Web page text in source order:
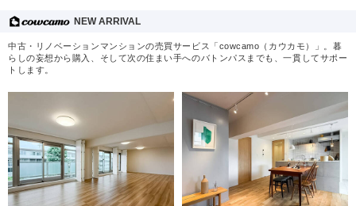
NEW ARRIVAL
中古・リノベーションマンションの売買サービス「cowcamo（カウカモ）」。暮
らしの妄想から購入、そして次の住まい手へのバトンパスまでも、一貫してサポー
トします。